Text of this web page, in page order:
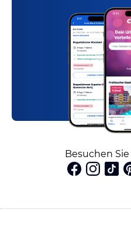
Besuchen